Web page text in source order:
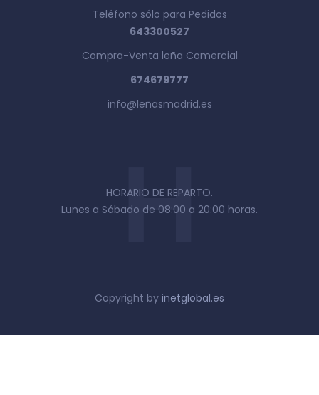
Teléfono sólo para Pedidos
643300527
Compra-Venta leña Comercial
674679777
info@leñasmadrid.es
HORARIO DE REPARTO.
Lunes a Sábado de 08:00 a 20:00 horas.
Copyright by inetglobal.es